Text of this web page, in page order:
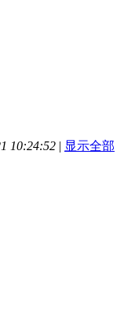
10:24:52 | 显示全部